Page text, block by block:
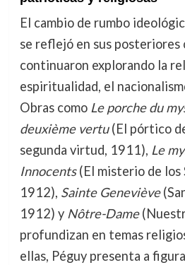
El cambio de rumbo
se reflejó en sus posteriores
continuaron explorando la
espiritualidad, el
Obras como Le porche du
deuxième vertu(El pórtico
segunda virtud, 1911), Le
Innocents(El misterio de los
1912), Sainte Geneviève
1912) y Nôtre-Dame
profundizan en temas
ellas, Péguy presenta a